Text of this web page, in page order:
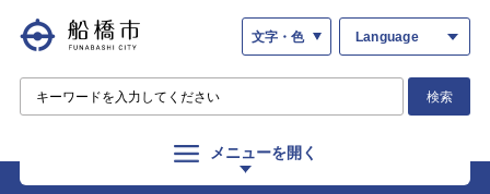
文字・色 Language
検索
メニューを開く